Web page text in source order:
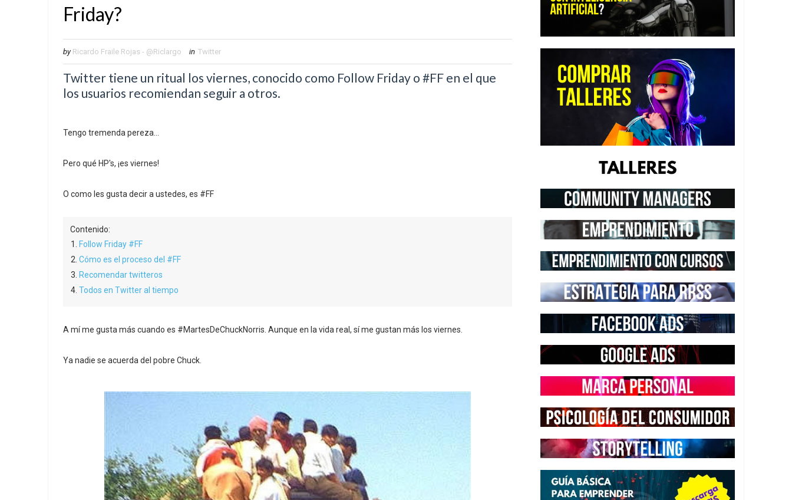
Friday?
by Ricardo Fraile Rojas - @Riclargo in Twitter
Twitter tiene un ritual los viernes, conocido como Follow Friday o #FF en el que
los usuarios recomiendan seguir a otros.
Tengo tremenda pereza...
Pero qué HP's, ¡es viernes!
O como les gusta decir a ustedes, es #FF
Contenido:
Follow Friday #FF
Cómo es el proceso del #FF
Recomendar twitteros
Todos en Twitter al tiempo
A mí me gusta más cuando es #MartesDeChuckNorris. Aunque en la vida real, sí me gustan más los viernes.
Ya nadie se acuerda del pobre Chuck.